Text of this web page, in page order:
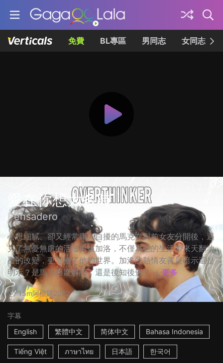
免費 BL專區 男同志 女同志
愛在你想太多時
Pensadero
心思細膩、卻又經常庸人自擾的馬克在與前女友分開後，遇
見了無憂無慮的活潑男孩加洛，不僅為他的生活帶來天翻地
覆的改變，更震撼了他的世界。加洛的熱情友善是暗示還是
明示？是馬克過度解讀，還是後知後覺？ ... 更多
15m阿根廷2022
字幕
English
繁體中文 简体中文 Bahasa Indonesia
Tiếng Việt ภาษาไทย 日本語 한국어